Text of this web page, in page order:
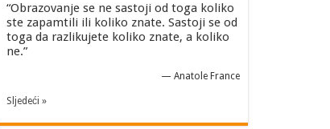
“Obrazovanje se ne sastoji od toga koliko
ste zapamtili ili koliko znate. Sastoji se od
toga da razlikujete koliko znate, a koliko
ne.”
— Anatole France
Sljedeći »